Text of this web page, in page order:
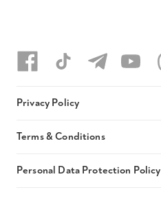
Privacy Policy
Terms & Conditions
Personal Data Protection Policy